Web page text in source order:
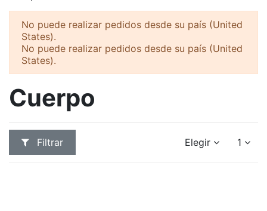
No puede realizar pedidos desde su país (United
States).
No puede realizar pedidos desde su país (United
States).
Cuerpo
Filtrar Elegir 1